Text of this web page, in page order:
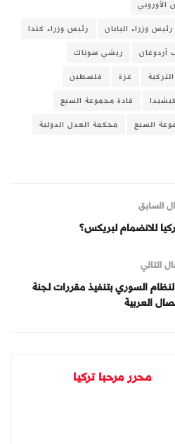
رئيس وزراء اليابان
رئيس وزراء كندا
ريشي سوناك
غزة
فلسطين
قادة مجموعة السبع
السبع
محكمة العدل الدولية
السابق
للانضمام لبريكس؟
التالي
السوري بتنفيذ مقررات لجنة
العربية
محرر مرحبا تركيا